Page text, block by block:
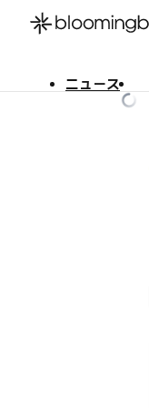
ニュース